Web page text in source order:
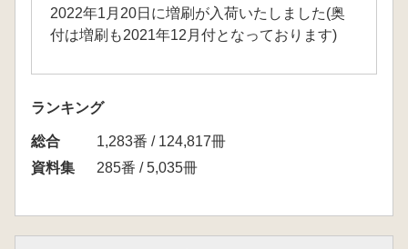
2022年1月20日に増刷が入荷いたしました(奥
付は増刷も2021年12月付となっております)
ランキング
総合
1,283番 / 124,817冊
資料集
285番 / 5,035冊